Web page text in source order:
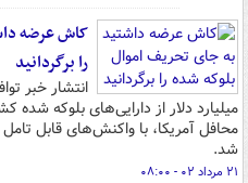
کاش عرضه
را برگردانید
میلیارد دلار از دارایی‌های بلوکه شده
محافل آمریکا، با واکنش‌های قابل
شد.
۲۱ مرداد ۰۲ - ۰۸:۰۰